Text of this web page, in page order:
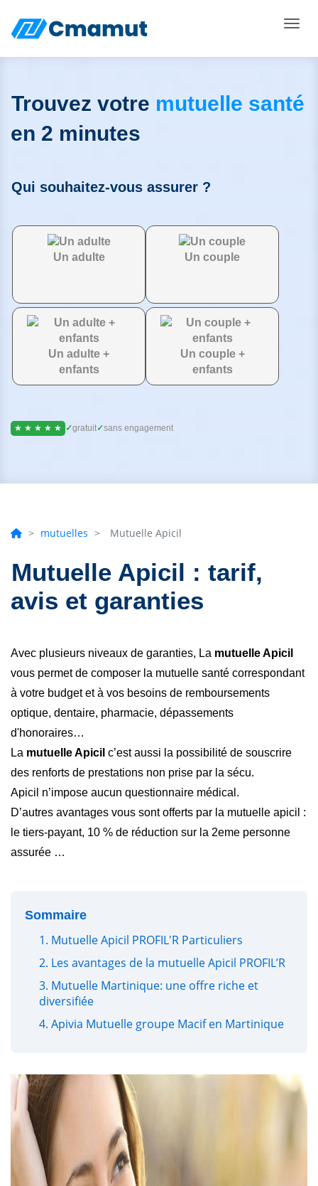
Trouvez votre mutuelle santé
en 2 minutes
Qui souhaitez-vous assurer ?
Un adulte Un couple
Un adulte +
enfants
Un couple +
enfants
★ ★ ★ ★ ★ ✓gratuit✓sans engagement
> mutuelles > Mutuelle Apicil
Mutuelle Apicil : tarif,
avis et garanties
Avec plusieurs niveaux de garanties, La mutuelle Apicil
vous permet de composer la mutuelle santé correspondant
à votre budget et à vos besoins de remboursements
optique, dentaire, pharmacie, dépassements
d'honoraires…
La mutuelle Apicil c’est aussi la possibilité de souscrire
des renforts de prestations non prise par la sécu.
Apicil n’impose aucun questionnaire médical.
D’autres avantages vous sont offerts par la mutuelle apicil :
le tiers-payant, 10 % de réduction sur la 2eme personne
assurée …
Sommaire
1. Mutuelle Apicil PROFIL'R Particuliers
2. Les avantages de la mutuelle Apicil PROFIL’R
3. Mutuelle Martinique: une offre riche et
diversifiée
4. Apivia Mutuelle groupe Macif en Martinique